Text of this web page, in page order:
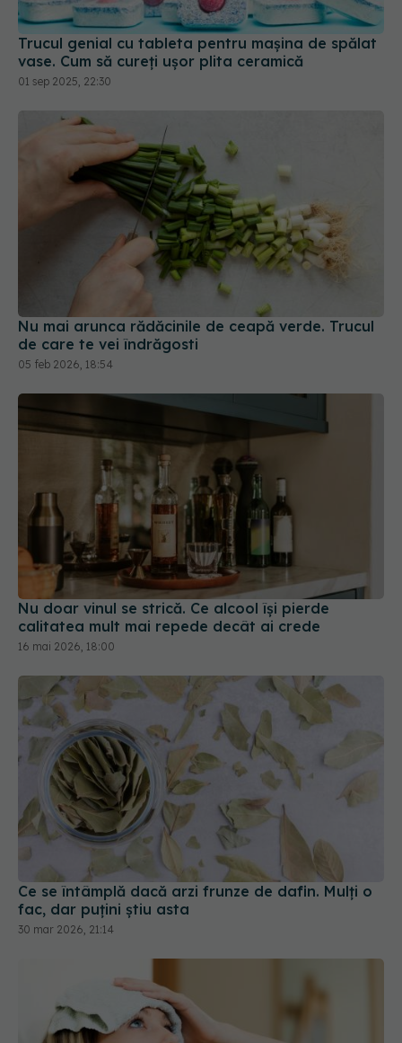
Trucul genial cu tableta pentru mașina de spălat
vase. Cum să cureți ușor plita ceramică
01 sep 2025, 22:30
Nu mai arunca rădăcinile de ceapă verde. Trucul
de care te vei îndrăgosti
05 feb 2026, 18:54
Nu doar vinul se strică. Ce alcool își pierde
calitatea mult mai repede decât ai crede
16 mai 2026, 18:00
Ce se întâmplă dacă arzi frunze de dafin. Mulți o
fac, dar puțini știu asta
30 mar 2026, 21:14